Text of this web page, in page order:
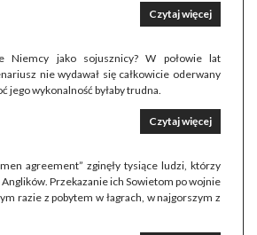
Czytaj więcej
Niemcy jako sojusznicy? W połowie lat
nie wydawał się całkowicie oderwany
jego wykonalność byłaby trudna.
Czytaj więcej
agreement” zginęły tysiące ludzi, którzy
Przekazanie ich Sowietom po wojnie
razie z pobytem w łagrach, w najgorszym z